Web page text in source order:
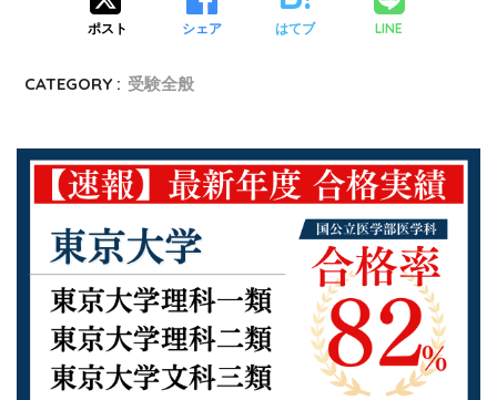
ポスト シェア はてブ LINE
CATEGORY : 受験全般